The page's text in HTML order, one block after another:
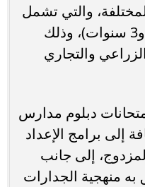
والتي تشمل
نظامي الدراسة (5 سنوات و3 سنوات)، وذلك
والتجاري
دبلوم مدارس
إلى برامج الإعداد
إلى جانب
منهجية الجدارات